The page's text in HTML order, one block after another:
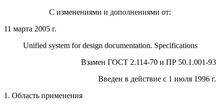
С изменениями и дополнениями от:
11 марта 2005 г.
Unified system for design documentation. Specifications
Взамен ГОСТ 2.114-70 и ПР 50.1.001-93
Введен в действие с 1 июля 1996 г.
1. Область применения